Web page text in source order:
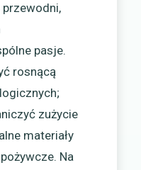
pasje.
rosnącą
zużycie
materiały
Na